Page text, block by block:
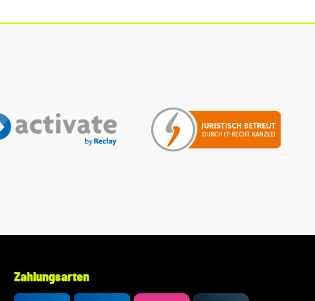
Audi/VW/SEAT/Škoda Modellen Unser Service für Sie: Um
der gewünschte Artikel zum Fahrzeug passt.
Zahlungsarten